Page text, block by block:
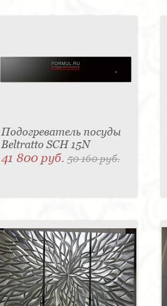
Подогреватель посуды
Beltratto SCH 15N
41 800 руб. 50 160 руб.